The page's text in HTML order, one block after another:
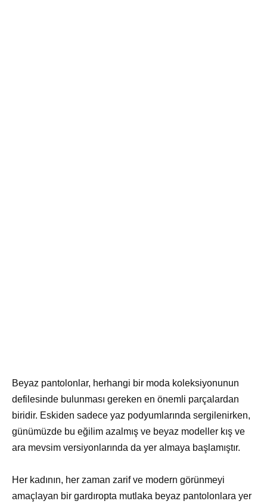
Beyaz pantolonlar, herhangi bir moda koleksiyonunun
defilesinde bulunması gereken en önemli parçalardan
biridir. Eskiden sadece yaz podyumlarında sergilenirken,
günümüzde bu eğilim azalmış ve beyaz modeller kış ve
ara mevsim versiyonlarında da yer almaya başlamıştır.
Her kadının, her zaman zarif ve modern görünmeyi
amaçlayan bir gardıropta mutlaka beyaz pantolonlara yer